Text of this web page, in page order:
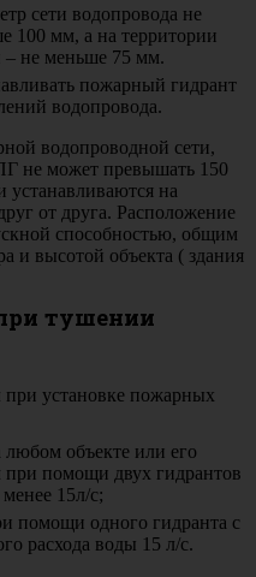
сети водопровода не
100 мм, а на территории
– не меньше 75 мм.
пожарный гидрант
водопровода.
водопроводной сети,
не может превышать 150
устанавливаются на
от друга. Расположение
способностью, общим
и высотой объекта ( здания
тушении
установке пожарных
объекте или его
при помощи двух гидрантов
15л/с;
помощи одного гидранта с
расхода воды 15 л/с.